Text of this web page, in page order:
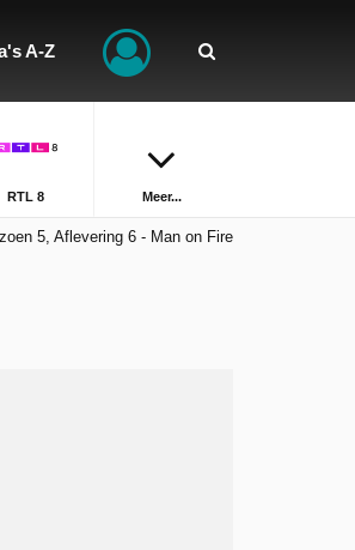
A-Z
RTL 8 Meer...
5, Aflevering 6 - Man on Fire